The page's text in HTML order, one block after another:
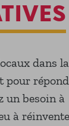
dans la
pour
un besoin à
à